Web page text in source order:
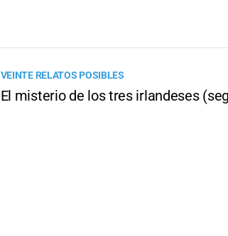
VEINTE RELATOS POSIBLES
El misterio de los tres irlandeses